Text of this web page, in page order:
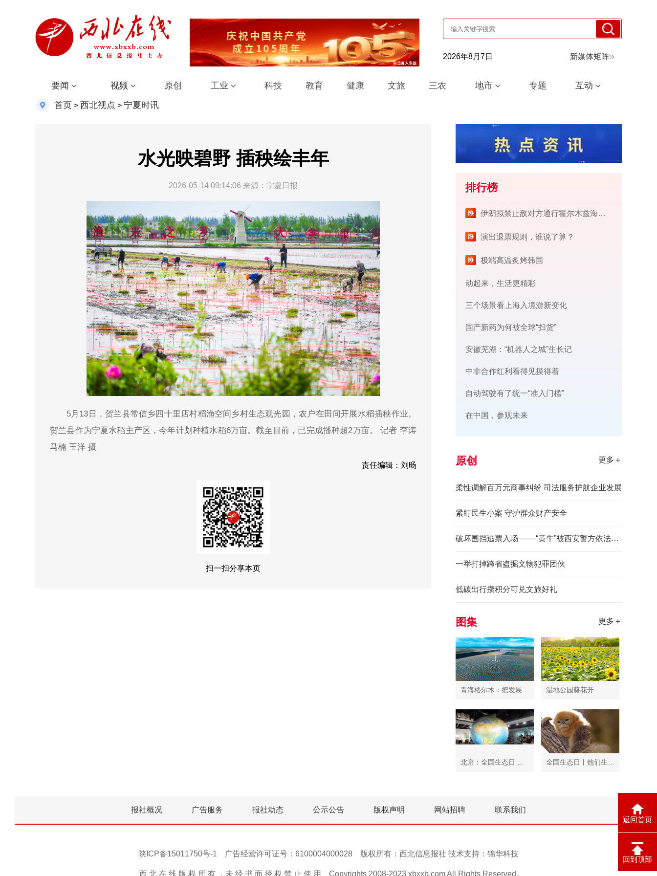
返回首页
回到顶部
2026年8月7日 新媒体矩阵
要闻 视频 原创 工业 科技 教育 健康 文旅 三农 地市 专题 互动
首页 > 西北视点 > 宁夏时讯
水光映碧野 插秧绘丰年
2026-05-14 09:14:06 来源：宁夏日报
5月13日，贺兰县常信乡四十里店村稻渔空间乡村生态观光园，农户在田间开展水稻插秧作业。
贺兰县作为宁夏水稻主产区，今年计划种植水稻6万亩。截至目前，已完成播种超2万亩。 记者 李涛
马楠 王洋 摄
责任编辑：刘旸
扫一扫分享本页
排行榜
伊朗拟禁止敌对方通行霍尔木兹海峡 对违规者重罚
演出退票规则，谁说了算？
极端高温炙烤韩国
动起来，生活更精彩
三个场景看上海入境游新变化
国产新药为何被全球“扫货”
安徽芜湖：“机器人之城”生长记
中非合作红利看得见摸得着
自动驾驶有了统一“准入门槛”
在中国，参观未来
原创 更多＋
柔性调解百万元商事纠纷 司法服务护航企业发展
紧盯民生小案 守护群众财产安全
破坏围挡逃票入场 ——“黄牛”被西安警方依法拘留
一举打掉跨省盗掘文物犯罪团伙
低碳出行攒积分可兑文旅好礼
图集 更多＋
湿地公园葵花开
报社概况 广告服务 报社动态 公示公告 版权声明 网站招聘 联系我们
陕ICP备15011750号-1 广告经营许可证号：6100004000028 版权所有：西北信息报社 技术支持： 锦华科技
西 北 在 线 版 权 所 有 ，未 经 书 面 授 权 禁 止 使 用 Copyrights 2008-2023 xbxxb.com All Rights Reserved.